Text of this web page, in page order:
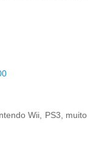
Wii, PS3, muito